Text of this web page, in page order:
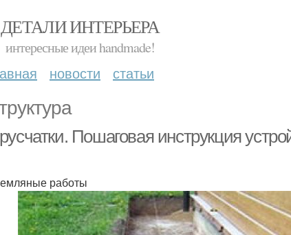
ДЕТАЛИ ИНТЕРЬЕРА
интересные идеи handmade!
новости статьи
Пошаговая инструкция
работы